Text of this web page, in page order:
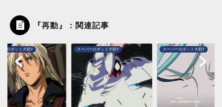
『再動』：関連記事
ーロボット大戦Y スーパーロボット大戦Y スーパーロボット大戦Y